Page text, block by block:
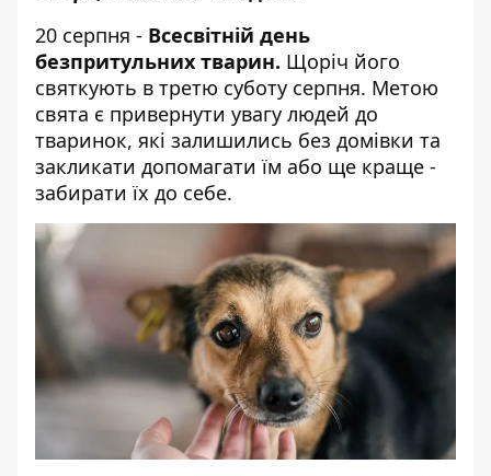
20 серпня - Всесвітній день
безпритульних тварин. Щоріч його
святкують в третю суботу серпня. Метою
свята є привернути увагу людей до
тваринок, які залишились без домівки та
закликати допомагати їм або ще краще -
забирати їх до себе.